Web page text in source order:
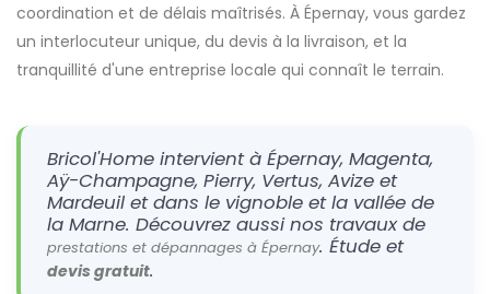
coordination et de délais maîtrisés. À Épernay, vous gardez
un interlocuteur unique, du devis à la livraison, et la
tranquillité d'une entreprise locale qui connaît le terrain.
Bricol'Home intervient à Épernay, Magenta,
Aÿ-Champagne, Pierry, Vertus, Avize et
Mardeuil et dans le vignoble et la vallée de
la Marne. Découvrez aussi nos travaux de
prestations et dépannages à Épernay. Étude et
devis gratuit.